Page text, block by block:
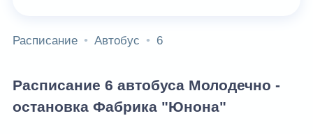
Расписание Автобус 6
Расписание 6 автобуса Молодечно -
остановка Фабрика "Юнона"